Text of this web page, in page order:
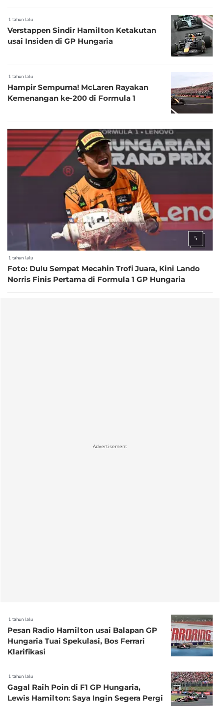
1 tahun lalu
Verstappen Sindir Hamilton Ketakutan
usai Insiden di GP Hungaria
1 tahun lalu
Hampir Sempurna! McLaren Rayakan
Kemenangan ke-200 di Formula 1
5
1 tahun lalu
Foto: Dulu Sempat Mecahin Trofi Juara, Kini Lando
Norris Finis Pertama di Formula 1 GP Hungaria
Advertisement
1 tahun lalu
Pesan Radio Hamilton usai Balapan GP
Hungaria Tuai Spekulasi, Bos Ferrari
Klarifikasi
1 tahun lalu
Gagal Raih Poin di F1 GP Hungaria,
Lewis Hamilton: Saya Ingin Segera Pergi